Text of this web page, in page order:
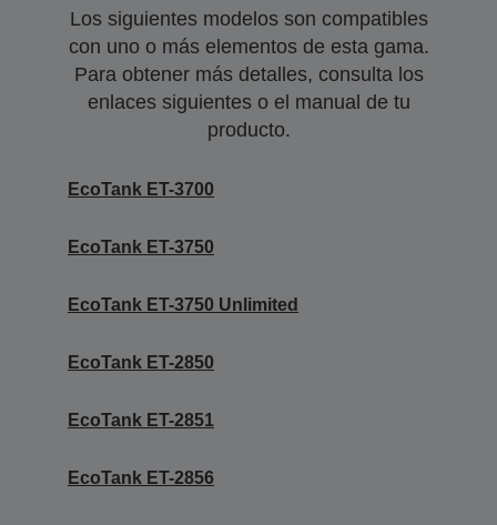
Los siguientes modelos son compatibles
con uno o más elementos de esta gama.
Para obtener más detalles, consulta los
enlaces siguientes o el manual de tu
producto.
EcoTank ET-3700
EcoTank ET-3750
EcoTank ET-3750 Unlimited
EcoTank ET-2850
EcoTank ET-2851
EcoTank ET-2856